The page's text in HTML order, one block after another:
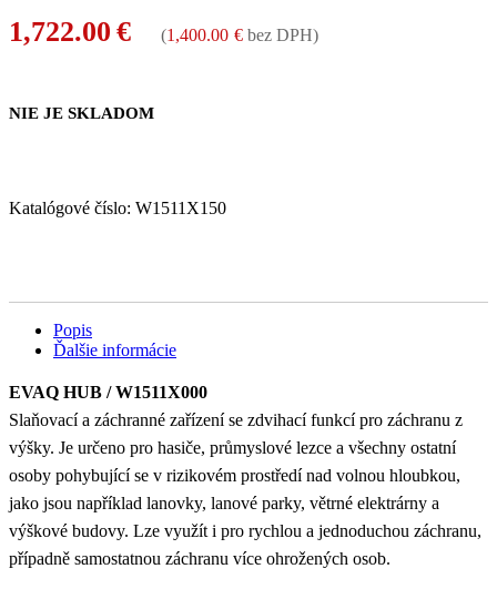
1,722.00 € (1,400.00 € bez DPH)
NIE JE SKLADOM
Katalógové číslo: W1511X150
Popis
Ďalšie informácie
EVAQ HUB / W1511X000
Slaňovací a záchranné zařízení se zdvihací funkcí pro záchranu z
výšky. Je určeno pro hasiče, průmyslové lezce a všechny ostatní
osoby pohybující se v rizikovém prostředí nad volnou hloubkou,
jako jsou například lanovky, lanové parky, větrné elektrárny a
výškové budovy. Lze využít i pro rychlou a jednoduchou záchranu,
případně samostatnou záchranu více ohrožených osob.